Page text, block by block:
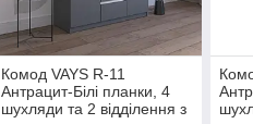
Комод VAYS R-11
Антрацит-Білі планки, 4
шухляди та 2 відділення з